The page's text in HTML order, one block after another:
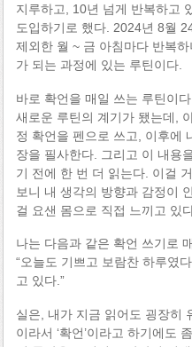
지루하고, 10년 넘게 반복하고
도입하기로 했다. 2024년 8월
제외한 월 ~ 금 아침마다 반복
가 되는 과정에 있는 루틴이다.
바로 확언을 매일 쓰는 루틴이
새로운 루틴의 계기가 됐는데,
정 확언을 펜으로 쓰고, 이후에
장을 필사한다. 그리고 이 내용
기 전에 한 번 더 읽는다. 이걸
보니 내 생각의 방향과 감정이
걸 요샌 몸으로 직접 느끼고 있
나는 다음과 같은 확언 쓰기로
“오늘도 기쁘고 보람찬 하루였
고 있다.”
실은, 내가 지금 읽어도 굉장히
이라서 ‘확언’이라고 하기에도